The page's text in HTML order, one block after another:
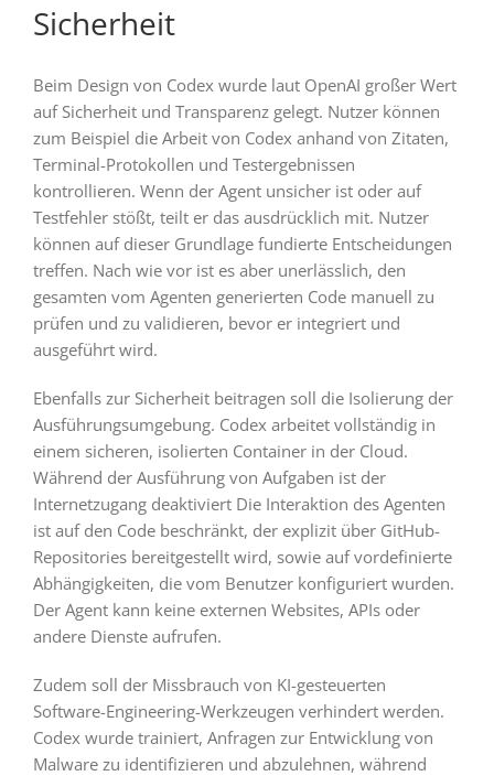
Sicherheit
Beim Design von Codex wurde laut OpenAI großer Wert
auf Sicherheit und Transparenz gelegt. Nutzer können
zum Beispiel die Arbeit von Codex anhand von Zitaten,
Terminal-Protokollen und Testergebnissen
kontrollieren. Wenn der Agent unsicher ist oder auf
Testfehler stößt, teilt er das ausdrücklich mit. Nutzer
können auf dieser Grundlage fundierte Entscheidungen
treffen. Nach wie vor ist es aber unerlässlich, den
gesamten vom Agenten generierten Code manuell zu
prüfen und zu validieren, bevor er integriert und
ausgeführt wird.
Ebenfalls zur Sicherheit beitragen soll die Isolierung der
Ausführungsumgebung. Codex arbeitet vollständig in
einem sicheren, isolierten Container in der Cloud.
Während der Ausführung von Aufgaben ist der
Internetzugang deaktiviert Die Interaktion des Agenten
ist auf den Code beschränkt, der explizit über GitHub-
Repositories bereitgestellt wird, sowie auf vordefinierte
Abhängigkeiten, die vom Benutzer konfiguriert wurden.
Der Agent kann keine externen Websites, APIs oder
andere Dienste aufrufen.
Zudem soll der Missbrauch von KI-gesteuerten
Software-Engineering-Werkzeugen verhindert werden.
Codex wurde trainiert, Anfragen zur Entwicklung von
Malware zu identifizieren und abzulehnen, während